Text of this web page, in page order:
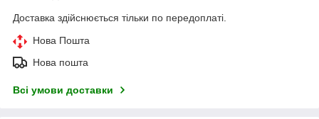
Доставка здійснюється тільки по передоплаті.
Нова Пошта
Нова пошта
Всі умови доставки